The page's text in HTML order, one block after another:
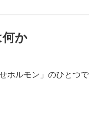
か
ホルモン」のひとつで